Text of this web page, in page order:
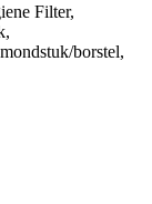
Filter,
borstel,